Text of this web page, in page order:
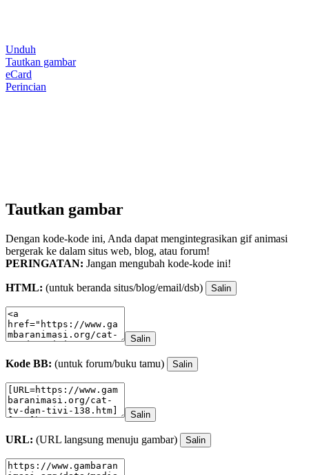
Unduh
Tautkan gambar
eCard
Perincian
Tautkan gambar
Dengan kode-kode ini, Anda dapat mengintegrasikan gif animasi
bergerak ke dalam situs web, blog, atau forum!
PERINGATAN: Jangan mengubah kode-kode ini!
HTML: (untuk beranda situs/blog/email/dsb) Salin
Salin
Kode BB: (untuk forum/buku tamu) Salin
Salin
URL: (URL langsung menuju gambar) Salin